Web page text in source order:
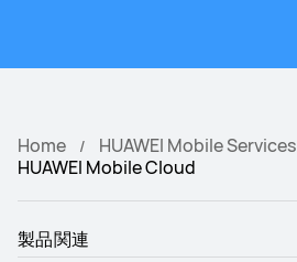
Home
HUAWEI Mobile Services
HUAWEI Mobile Cloud
製品関連